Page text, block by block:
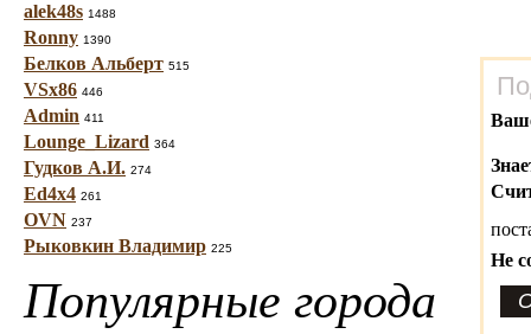
alek48s 1488
Ronny 1390
Белков Альберт 515
VSx86 446
Admin 411
Lounge_Lizard 364
Гудков А.И. 274
Ed4x4 261
OVN 237
Рыковкин Владимир 225
Популярные города
Не